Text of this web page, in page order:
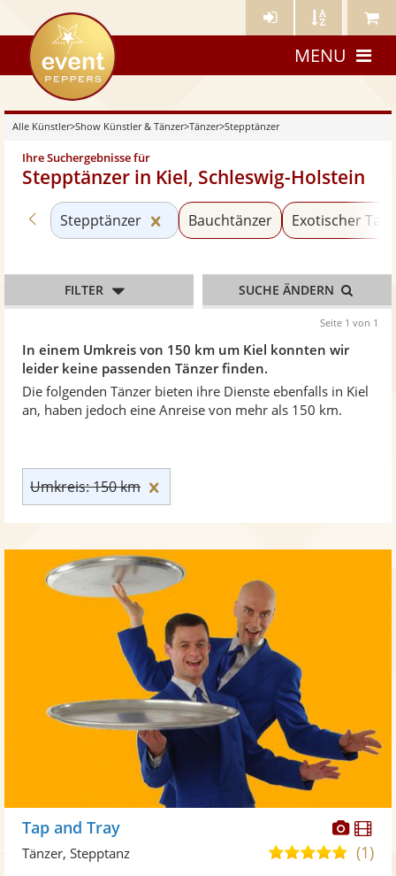
Künstler- Künstler Meine
eventpeppers
MENU
Alle Künstler>Show Künstler & Tänzer>Tänzer>Stepptänzer
Ihre Suchergebnisse für
Stepptänzer in Kiel, Schleswig-Holstein
In einem Umkreis von 150 km um Kiel konnten wir
leider keine passenden Tänzer finden.
Die folgenden Tänzer bieten ihre Dienste ebenfalls in Kiel
an, haben jedoch eine Anreise von mehr als 150 km.
Zurück zu «Tänzer»
Stepptänzer Kategorie «Stepptänzer»
Bauchtänzer Exotischer Tanz
Umkreis: 150 km
FILTER SUCHE ÄNDERN
Seite 1 von 1
Tap and Tray
5,0(1)
Tänzer, Stepptanz